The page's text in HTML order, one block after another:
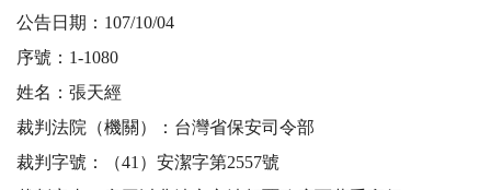
公告日期：107/10/04
序號：1-1080
姓名：張天經
裁判法院（機關）：台灣省保安司令部
裁判字號：（41）安潔字第2557號